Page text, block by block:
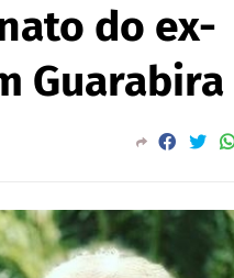
do ex-
Guarabira